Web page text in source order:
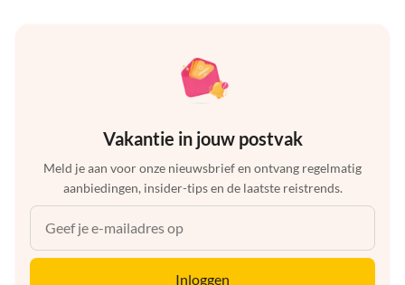
Vakantie in jouw postvak
Meld je aan voor onze nieuwsbrief en ontvang regelmatig
aanbiedingen, insider-tips en de laatste reistrends.
Inloggen